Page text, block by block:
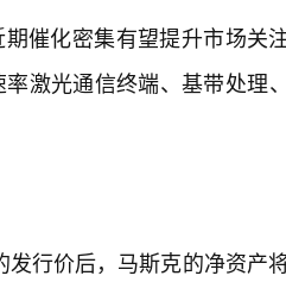
催化密集有望提升市场关
激光通信终端、基带处理
行价后，马斯克的净资产